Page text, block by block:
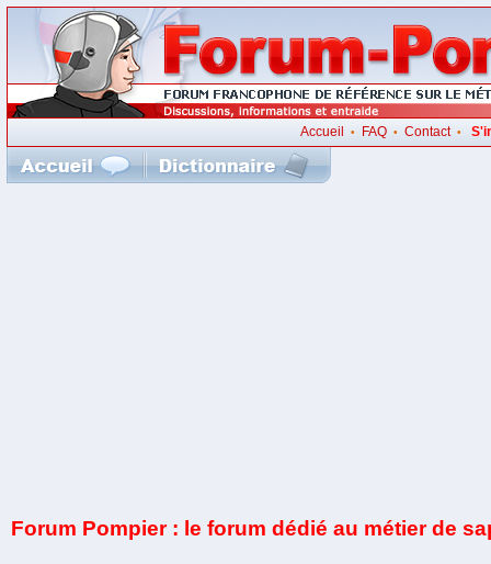
Accueil • FAQ• Contact•
Forum Pompier : le forum dédié au métier de